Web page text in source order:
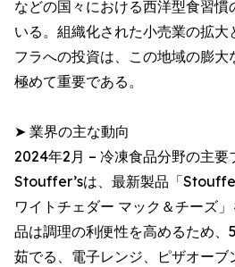
などの国々における西洋型食習慣
いる。組織化された小売業の拡
フラへの投資は、この地域の膨
極めて重要である。
➤ 業界の主な動向
2024年2月 – 冷凍食品分野の主要
Stouffer’sは、最新製品「
ワイトチェダー マック＆チーズ
品は調理の利便性を高めるため、
茹でる、電子レンジ、ピザオー